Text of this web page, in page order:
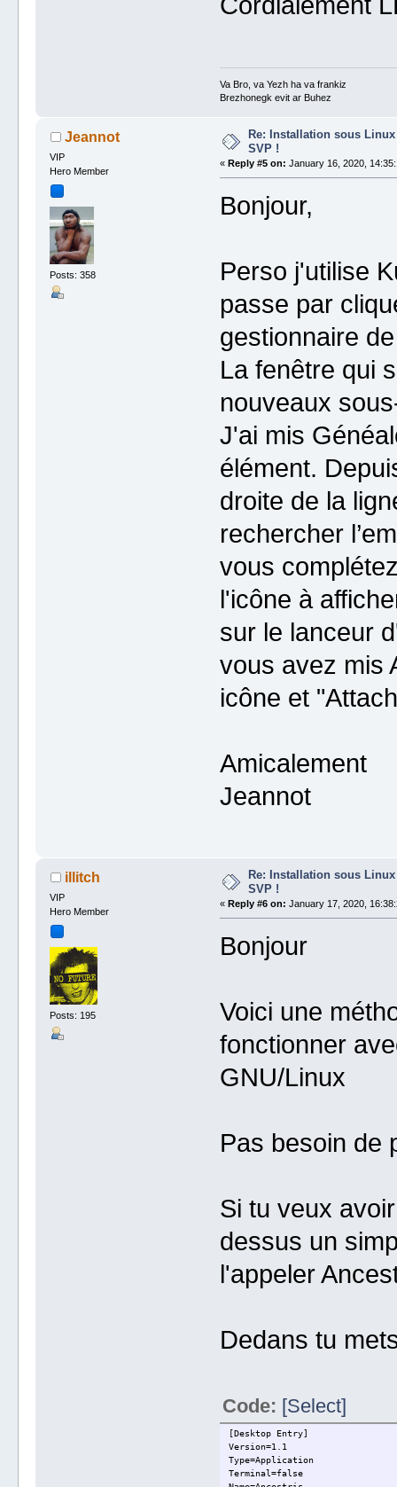
Va Bro, va Yezh ha va frankiz
Brezhonegk evit ar Buhez
Jeannot
VIP
Hero Member
Posts: 358
Re: Installation sous
SVP !
« Reply #5 on: January 16, 2020,
Bonjour,
Perso j'utilise
passe par
gestionnaire
La fenêtre qui
nouveaux
J'ai mis
élément.
droite de la
rechercher
vous
l'icône à
sur le lanceur
vous avez mis
icône et
Amicalement
Jeannot
illitch
VIP
Hero Member
Posts: 195
Re: Installation sous
SVP !
« Reply #6 on: January 17, 2020,
Bonjour
Voici une
fonctionner
GNU/Linux
Pas besoin de
Si tu veux
dessus un
l'appeler
Dedans tu
Code: [Select]
[Desktop Entry]
Version=1.1
Type=Application
Terminal=false